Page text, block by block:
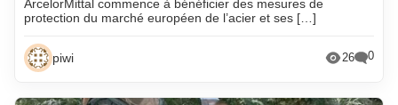
ArcelorMittal commence à bénéficier des mesures de
protection du marché européen de l’acier et ses […]
piwi 26 0